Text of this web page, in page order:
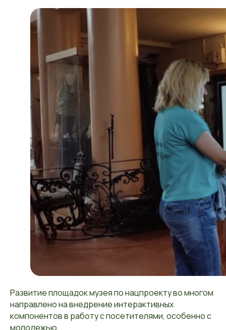
Развитие площадок музея по нацпроекту во многом
направлено на внедрение интерактивных
компонентов в работу с посетителями, особенно с
молодежью.